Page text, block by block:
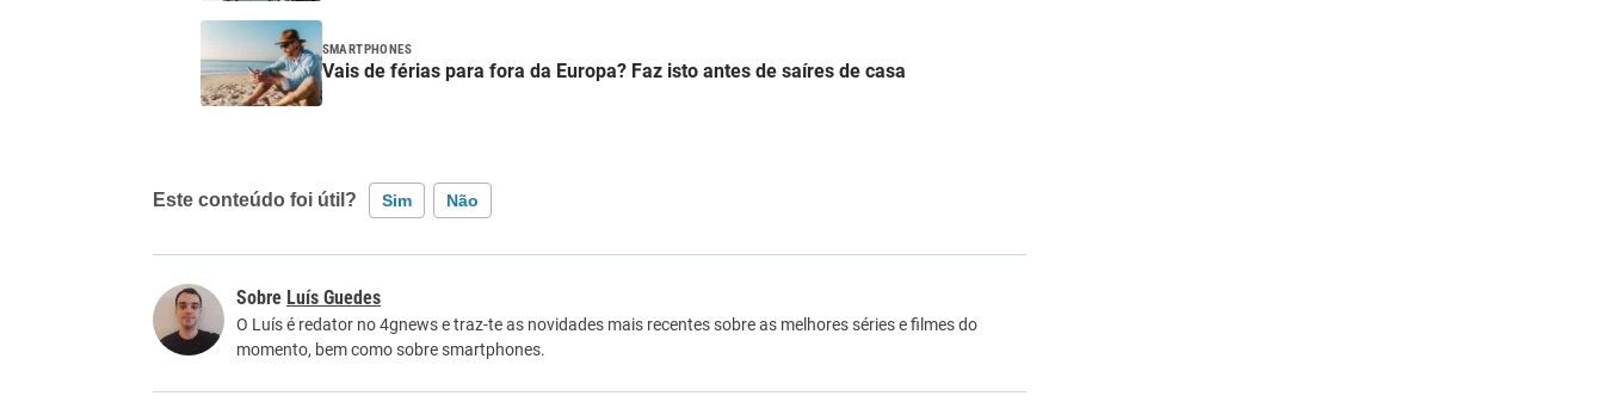
SMARTPHONES
Vais de férias para fora da Europa? Faz isto antes de saíres de casa
Este conteúdo foi útil? Sim Não
Este conteúdo não tem a informação que procuro
Luís Guedes
O Luís é redator no 4gnews e traz-te as novidades mais recentes sobre as melhores séries e filmes do
momento, bem como sobre smartphones.